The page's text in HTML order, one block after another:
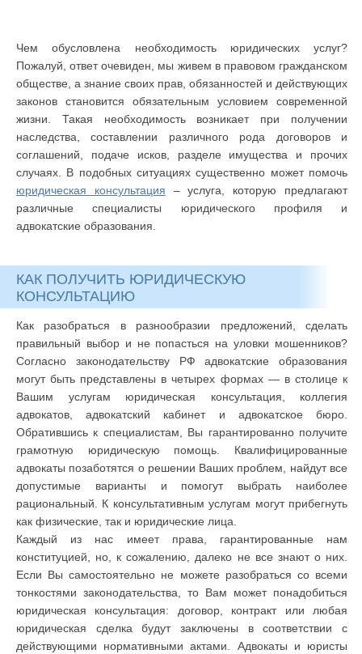
Чем обусловлена необходимость юридических услуг?
Пожалуй, ответ очевиден, мы живем в правовом гражданском
обществе, а знание своих прав, обязанностей и действующих
законов становится обязательным условием современной
жизни. Такая необходимость возникает при получении
наследства, составлении различного рода договоров и
соглашений, подаче исков, разделе имущества и прочих
случаях. В подобных ситуациях существенно может помочь
юридическая консультация – услуга, которую предлагают
различные специалисты юридического профиля и
адвокатские образования.
КАК ПОЛУЧИТЬ ЮРИДИЧЕСКУЮ
КОНСУЛЬТАЦИЮ
Как разобраться в разнообразии предложений, сделать
правильный выбор и не попасться на уловки мошенников?
Согласно законодательству РФ адвокатские образования
могут быть представлены в четырех формах — в столице к
Вашим услугам юридическая консультация, коллегия
адвокатов, адвокатский кабинет и адвокатское бюро.
Обратившись к специалистам, Вы гарантированно получите
грамотную юридическую помощь. Квалифицированные
адвокаты позаботятся о решении Ваших проблем, найдут все
допустимые варианты и помогут выбрать наиболее
рациональный. К консультативным услугам могут прибегнуть
как физические, так и юридические лица.
Каждый из нас имеет права, гарантированные нам
конституцией, но, к сожалению, далеко не все знают о них.
Если Вы самостоятельно не можете разобраться со всеми
тонкостями законодательства, то Вам может понадобиться
юридическая консультация: договор, контракт или любая
юридическая сделка будут заключены в соответствии с
действующими нормативными актами. Адвокаты и юристы